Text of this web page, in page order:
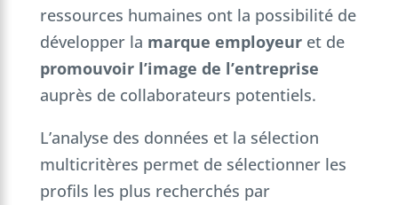
ressources humaines ont la possibilité de
développer la marque employeuret de
promouvoir l’image de l’entreprise
auprès de collaborateurs potentiels.
L’analyse des données et la sélection
multicritères permet de sélectionner les
profils les plus recherchés par